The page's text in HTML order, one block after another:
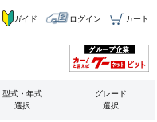
ガイド ログイン カート
型式・年式
選択
グレード
選択